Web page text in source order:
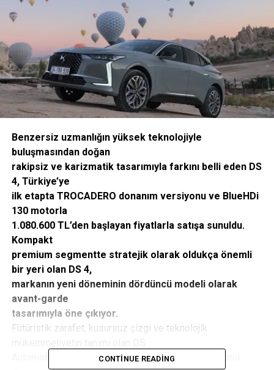
Benzersiz uzmanlığın yüksek teknolojiyle
buluşmasından doğan
rakipsiz ve karizmatik tasarımıyla farkını belli eden DS
4, Türkiye’ye
ilk etapta TROCADERO donanım versiyonu ve BlueHDi
130 motorla
1.080.600 TL’den başlayan fiyatlarla satışa sunuldu.
Kompakt
premium segmentte stratejik olarak oldukça önemli
bir yeri olan DS 4,
markanın yeni döneminin dördüncü modeli olarak
avant-garde
tasarımıyla öne çıkıyor.
Fütüristik zarafet, kusursuz çizgi ve teknolojik
Automobiles, yepyeni modelleriyle premium otomobil
CONTINUE READING